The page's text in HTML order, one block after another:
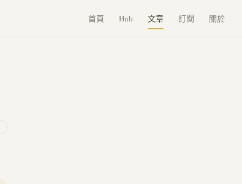
首頁 Hub 文章 訂閱 關於